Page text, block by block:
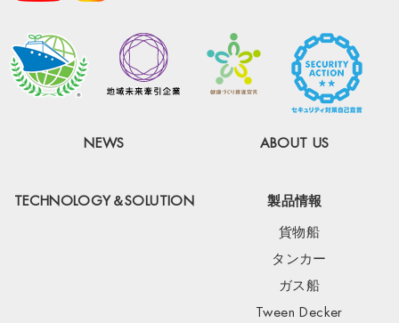
NEWS ABOUT US
TECHNOLOGY＆SOLUTION 製品情報
貨物船
タンカー
ガス船
Tween Decker